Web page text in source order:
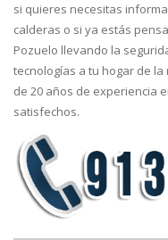
si quieres necesitas
calderas o si ya estás
Pozuelo llevando la
tecnologías a tu hogar de
de 20 años de experiencia
satisfechos.